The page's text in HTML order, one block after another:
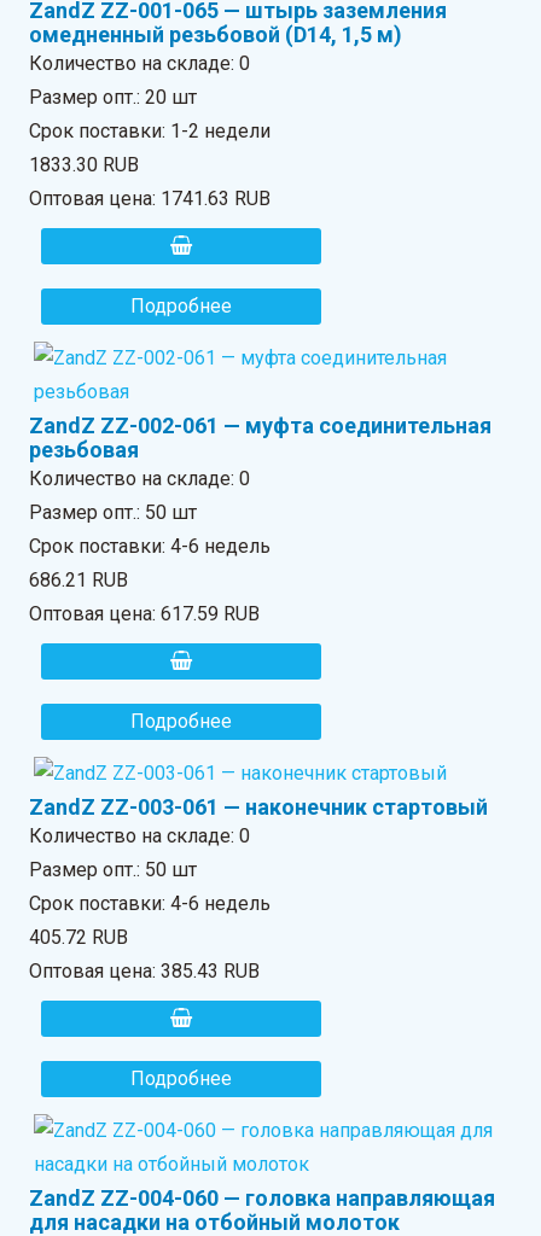
ZandZ ZZ-001-065 — штырь заземления
омедненный резьбовой (D14, 1,5 м)
Количество на складе:0
Размер опт.: 20 шт
Срок поставки: 1-2 недели
1833.30 RUB
Оптовая цена: 1741.63 RUB
Подробнее
ZandZ ZZ-002-061 — муфта соединительная
резьбовая
Количество на складе:0
Размер опт.: 50 шт
Срок поставки: 4-6 недель
686.21 RUB
Оптовая цена:617.59 RUB
Подробнее
ZandZ ZZ-003-061 — наконечник стартовый
Количество на складе:0
Размер опт.: 50 шт
Срок поставки: 4-6 недель
405.72 RUB
Оптовая цена:385.43 RUB
Подробнее
ZandZ ZZ-004-060 — головка направляющая
для насадки на отбойный молоток